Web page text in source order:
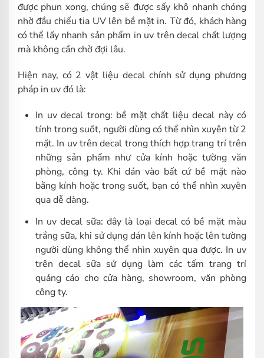
được phun xong, chúng sẽ được sấy khô nhanh chóng
nhờ đầu chiếu tia UV lên bề mặt in. Từ đó, khách hàng
có thể lấy nhanh sản phẩm in uv trên decal chất lượng
mà không cần chờ đợi lâu.
Hiện nay, có 2 vật liệu decal chính sử dụng phương
pháp in uv đó là:
In uv decal trong: bề mặt chất liệu decal này có
tính trong suốt, người dùng có thể nhìn xuyên từ 2
mặt. In uv trên decal trong thích hợp trang trí trên
những sản phẩm như cửa kính hoặc tường văn
phòng, công ty. Khi dán vào bất cứ bề mặt nào
bằng kính hoặc trong suốt, bạn có thể nhìn xuyên
qua dễ dàng.
In uv decal sữa: đây là loại decal có bề mặt màu
trắng sữa, khi sử dụng dán lên kính hoặc lên tường
người dùng không thể nhìn xuyên qua được. In uv
trên decal sữa sử dụng làm các tấm trang trí
quảng cáo cho cửa hàng, showroom, văn phòng
công ty.